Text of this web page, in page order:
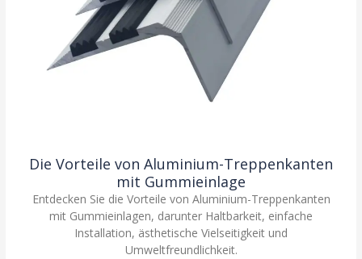
Die Vorteile von Aluminium-Treppenkanten
mit Gummieinlage
Entdecken Sie die Vorteile von Aluminium-Treppenkanten
mit Gummieinlagen, darunter Haltbarkeit, einfache
Installation, ästhetische Vielseitigkeit und
Umweltfreundlichkeit.